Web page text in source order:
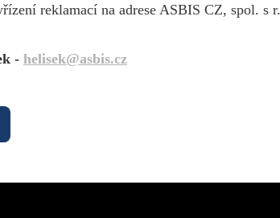
reklamací na adrese ASBIS CZ, spol. s
-helisek@asbis.cz